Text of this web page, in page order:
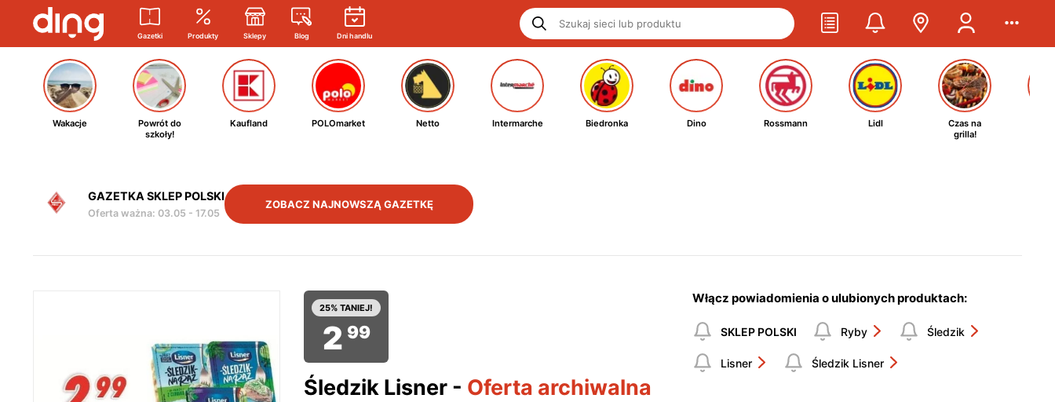
Gazetki Produkty Sklepy Blog Dni handlu
Wakacje
Powrót do
szkoły!
Kaufland POLOmarket Netto Intermarche Biedronka Dino Rossmann Lidl
Czas na
grilla!
GAZETKA SKLEP POLSKI
Oferta ważna: 03.05 - 17.05
ZOBACZ NAJNOWSZĄ GAZETKĘ
25% TANIEJ!
2 99
Śledzik Lisner - Oferta archiwalna
Włącz powiadomienia o ulubionych produktach:
SKLEP POLSKI Ryby Śledzik
Lisner Śledzik Lisner